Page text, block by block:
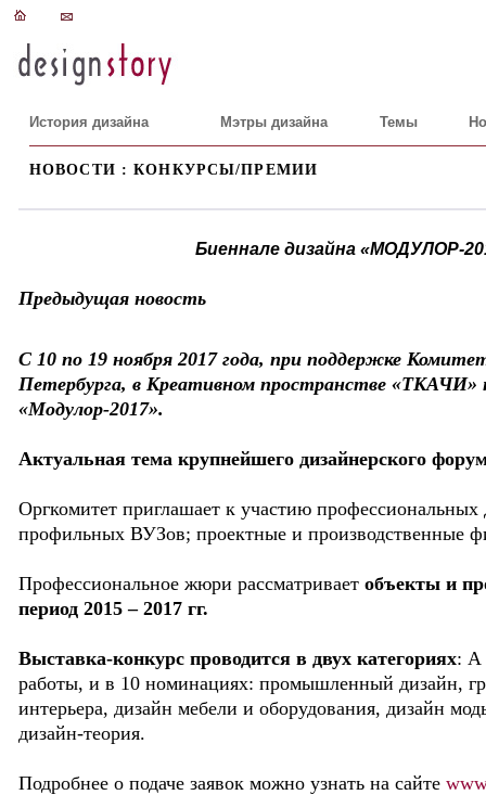
История дизайна Мэтры дизайна Темы
НОВОСТИ : КОНКУРСЫ/ПРЕМИИ
Биеннале дизайна «МОДУЛОР-
Предыдущая новость
C 10 по 19 ноября 2017 года, при поддержке
Петербурга, в Креативном пространстве «ТКАЧИ»
«Модулор-2017».
Актуальная тема крупнейшего дизайнерского
Оргкомитет приглашает к участию профессиональных
профильных ВУЗов; проектные и производственные
Профессиональное жюри рассматривает объекты и
период 2015 – 2017 гг.
Выставка-конкурс проводится в двух категориях: А
работы, и в 10 номинациях: промышленный дизайн,
интерьера, дизайн мебели и оборудования, дизайн
дизайн-теория.
Подробнее о подаче заявок можно узнать на сайте